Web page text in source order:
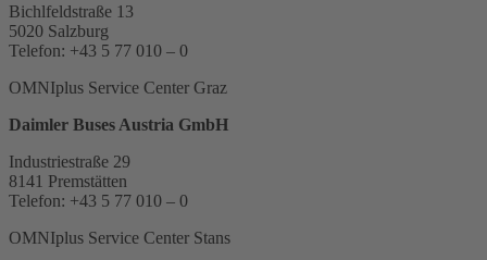
Bichlfeldstraße 13
5020 Salzburg
Telefon: +43 5 77 010 – 0
OMNIplus Service Center Graz
Daimler Buses Austria GmbH
Industriestraße 29
8141 Premstätten
Telefon: +43 5 77 010 – 0
OMNIplus Service Center Stans